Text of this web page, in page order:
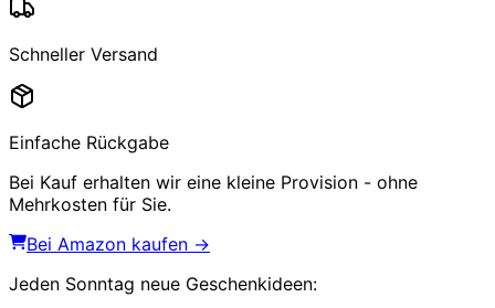
Schneller Versand
Einfache Rückgabe
Bei Kauf erhalten wir eine kleine Provision - ohne
Mehrkosten für Sie.
Bei Amazon kaufen →
Jeden Sonntag neue Geschenkideen: